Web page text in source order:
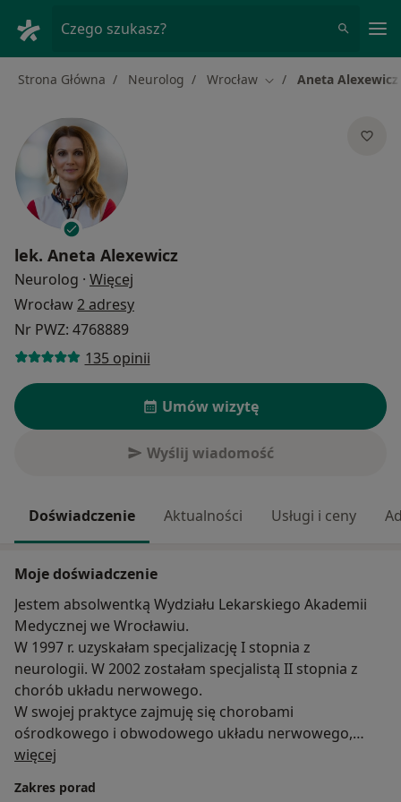
Czego szukasz?
Strona Główna Neurolog Wrocław Zmień miasto
Aneta Alexewicz
lek. Aneta Alexewicz
Neurolog · Więcej
Wrocław2 adresy
Nr PWZ: 4768889
135 opinii
Umów wizytę
Wyślij wiadomość
Doświadczenie Aktualności Usługi i ceny
Moje doświadczenie
Jestem absolwentką Wydziału Lekarskiego Akademii
Medycznej we Wrocławiu.
W 1997 r. uzyskałam specjalizację I stopnia z
neurologii. W 2002 zostałam specjalistą II stopnia z
chorób układu nerwowego.
W swojej praktyce zajmuję się chorobami
ośrodkowego i obwodowego układu nerwowego,
takimi jak:
2. Urazy głowy
więcej
Zakres porad